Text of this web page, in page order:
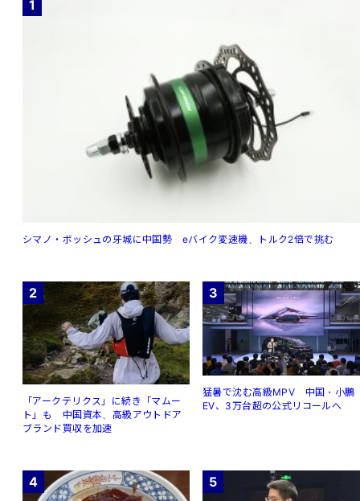
1
シマノ・ボッシュの牙城に中国勢 eバイク変速機、トルク2倍で挑む
2
「アークテリクス」に続き「マムー
ト」も 中国資本、高級アウトドア
ブランド買収を加速
3
猛暑で沈む高級MPV 中国・小鵬
EV、3万台超の公式リコールへ
4 5